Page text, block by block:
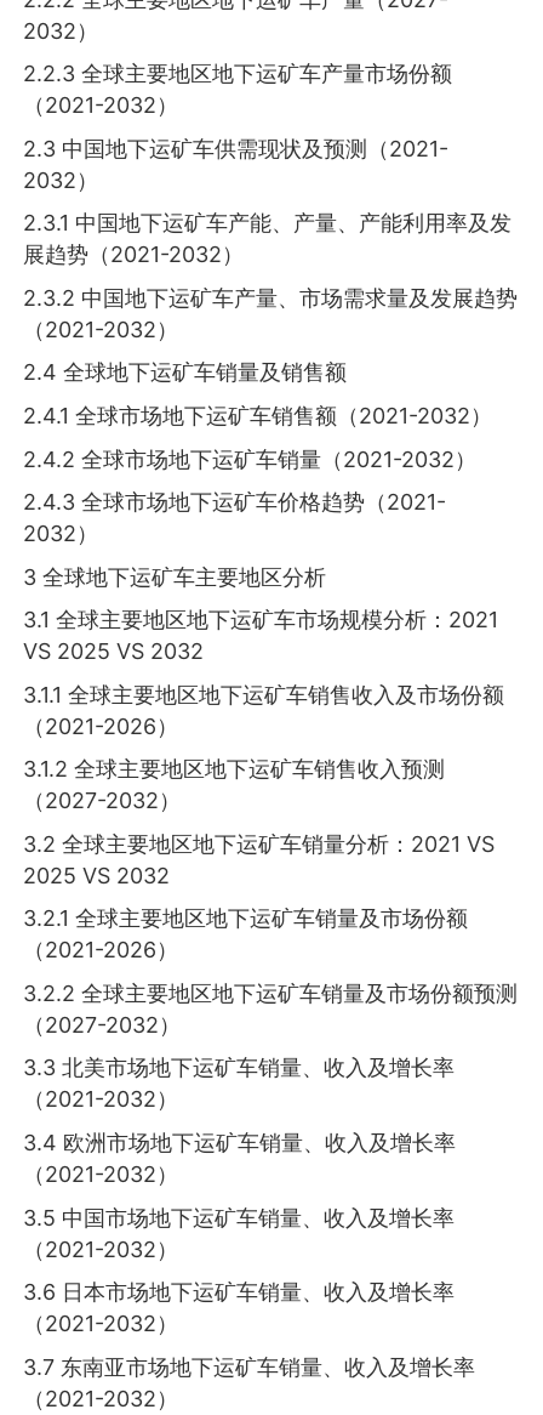
2032）
2.2.3 全球主要地区地下运矿车产量市场份额
（2021-2032）
2.3 中国地下运矿车供需现状及预测（2021-
2032）
2.3.1 中国地下运矿车产能、产量、产能利用率及发
展趋势（2021-2032）
2.3.2 中国地下运矿车产量、市场需求量及发展趋势
（2021-2032）
2.4 全球地下运矿车销量及销售额
2.4.1 全球市场地下运矿车销售额（2021-2032）
2.4.2 全球市场地下运矿车销量（2021-2032）
2.4.3 全球市场地下运矿车价格趋势（2021-
2032）
3 全球地下运矿车主要地区分析
3.1 全球主要地区地下运矿车市场规模分析：2021
VS 2025 VS 2032
3.1.1 全球主要地区地下运矿车销售收入及市场份额
（2021-2026）
3.1.2 全球主要地区地下运矿车销售收入预测
（2027-2032）
3.2 全球主要地区地下运矿车销量分析：2021 VS
2025 VS 2032
3.2.1 全球主要地区地下运矿车销量及市场份额
（2021-2026）
3.2.2 全球主要地区地下运矿车销量及市场份额预测
（2027-2032）
3.3 北美市场地下运矿车销量、收入及增长率
（2021-2032）
3.4 欧洲市场地下运矿车销量、收入及增长率
（2021-2032）
3.5 中国市场地下运矿车销量、收入及增长率
（2021-2032）
3.6 日本市场地下运矿车销量、收入及增长率
（2021-2032）
3.7 东南亚市场地下运矿车销量、收入及增长率
（2021-2032）